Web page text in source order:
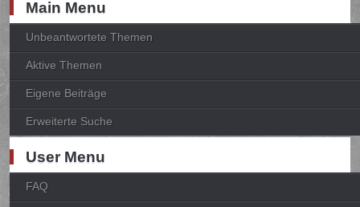
Main Menu
Unbeantwortete Themen
Aktive Themen
Eigene Beiträge
Erweiterte Suche
User Menu
FAQ